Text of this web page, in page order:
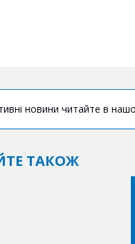
новини читайте в
ТАКОЖ